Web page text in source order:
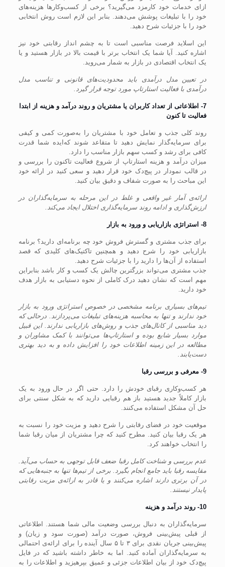
ازای خدمات خود کارمزد می‌گیرید؟ برخی از کسب‌وکار‌ها هزینه‌های
خود را با تبلیغات پوشش می‌دهند. بنابر این لازم است روش انتخابی
خود را با جزئیات شرح دهید.
این اسلاید فرصت مناسبی است تا به چشم انداز رقابتی خود نیز
اشاره کنید. آیا شما یک انتخاب برتر با قیمت بالا در بازار هستید و یا
یک انتخاب اقتصادی در بازار به شمار می‌روید.
در تعیین مدل درآمدی باید محدودیت‌های قانونی و تناسب مدل
درآمدی با فعالیت استارتاپ مورد توجه قرار گیرد.
7- اطلاعاتی از تعداد کاربران یا مشتریان و روند درآمد و هزینه از ابتدا
فعالیت تا کنون
روند کلی جذب و تعامل خود با مشتریان را به‌صورت کمی و کیفی
برای سرمایه‌گذار نمایش دهید تا متقاعد شوند که‌ایده شما قدرت
کافی برای رشد و کسب سهم بازار مناسب را دارد.
میزان درآمد و هزینه استارتاپ از شروع فعالیت تاکنون را بررسی و
در قالب نمودار در پیچ‌دک خود قرار دهید و سعی کنید در ارائه خود
این مباحث را به صورت شفاف و دقیق بیان کنید.
ارائه‌ی آمار غیر واقعی و غلط در این مرحله به سرمایه‌گذاران در
ارزش‌گذاری و ادامه روند سرمایه‌گذاری اختلال ایجاد می‌کند.
8- استراتژی بازاریابی و ورود به بازار
برای جذب مشتری و گسترش فروش خود چه برنامه‌ای دارید؟ برنامه
بازاریابی خود را شرح دهید و همچنین تاکتیک‌های کلیدی که قصد
استفاده از آن‌ها را دارید را با جزئیات شرح دهید.
جذب مشتری می‌تواند بزرگترین چالش یک کسب و کار باشد بنابراین
مهم است که نشان دهید درک کاملی از نحوه دستیابی به بازار هدف
خود دارید.
تیم‌های بسیاری برنامه مشخصی در خصوص استراتژی ورود به بازار
خود ندارند و تنها به محاسبه هزینه‌های تبلیغات می‌پردازند. درحالی که
دید مناسبی از کانال‌های جذب و روش‌های بازاریابی ندارند. این قبیل
موارد بسیار شایع بوده و استارتاپ‌ها می‌توانند با کمک مشاوران و
مطالعه در این زمینه اطلاعات خود را افزایش داده و به دید بهتری
دست‌یابند.
9- معرفی و بررسی رقبا
هر کسب‌وکاری رقبای خودش را دارد. حتی اگر در حال ورود به یک
بازار کاملاً جدید هستید باز هم رقبایی دارید که به شکل سنتی برای
حل آن مشکل استفاده می‌کنند.
موقعیت خود در فضای رقابتی را شرح دهید و مزیت خود را نسبت به
هر یک رقبا بیان کنید. مطرح کنید که چرا مشتریان از میان رقبا شما
را انتخاب خواهند کرد.
عدم بررسی و شناخت کامل رقبا ضعف قابل توجهی به حساب می‌آید.
مقایسه رقبا باید جامع انجام بگیرد. برخی از تیم‌ها تنها به جنبه‌هایی که
در آن برتری دارند اشاره می‌کنند و یا قادر به ارائه‌ی مزیت رقابتی
پایدار نیستند.
10- روند درآمد و هزینه
سرمایه‌گذاران به دنبال بررسی وضعیت مالی شما هستند. اطلاعاتی
از قبلی پیش‌بینی فروش، صورت درآمد (صورت سود و زیان) و
پیش‌بینی جریان نقدی برای ۳ تا ۵ سال آینده را برای ارائه‌ی احتمالی
به سرمایه‌گذاران آماده کنید. اما به خاطر داشته باشید که در فایل
پیچ‌دک خود از بیان اطلاعات جزئی و عمیق بپرهیزید و اطلاعات را به